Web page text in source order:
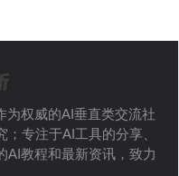
为权威的AI垂直类交流社
专注于AI工具的分享、
AI教程和最新资讯，致力